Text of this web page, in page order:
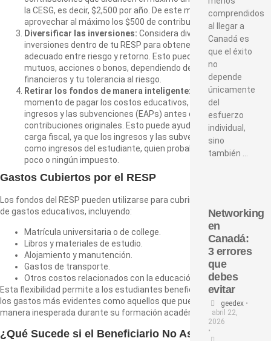
comprendidos
al llegar a
Canadá es
que el éxito
no
depende
únicamente
del
esfuerzo
individual,
sino
también …
Networking
en
Canadá:
3 errores
que
debes
evitar
geedex •
abril 22,
2026
•
la CESG, es decir, $2,500 por año. De este modo, puedes
aprovechar al máximo los $500 de contribución del gobierno.
Diversificar las inversiones: Considera diversificar las
inversiones dentro de tu RESP para obtener un balance
adecuado entre riesgo y retorno. Esto puede incluir fondos
mutuos, acciones o bonos, dependiendo de tus objetivos
financieros y tu tolerancia al riesgo.
Retirar los fondos de manera inteligente:
Cuando llegue el
momento de pagar los costos educativos, retira primero los
ingresos y las subvenciones (EAPs) antes de retirar las
contribuciones originales. Esto puede ayudarte a minimizar la
carga fiscal, ya que los ingresos y las subvenciones se gravan
como ingresos del estudiante, quien probablemente pagará
poco o ningún impuesto.
Gastos Cubiertos por el RESP
Los fondos del RESP pueden utilizarse para cubrir una amplia gama
de gastos educativos, incluyendo:
Matrícula universitaria o de college.
Libros y materiales de estudio.
Alojamiento y manutención.
Gastos de transporte.
Otros costos relacionados con la educación postsecundaria.
Esta flexibilidad permite a los estudiantes beneficiarios cubrir tanto
los gastos más evidentes como aquellos que pueden surgir de
manera inesperada durante su formación académica.
¿Qué Sucede si el Beneficiario No Asiste a la